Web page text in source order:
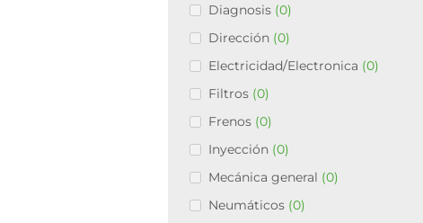
Diagnosis (0)
Dirección (0)
Electricidad/Electronica (0)
Filtros (0)
Frenos (0)
Inyección (0)
Mecánica general (0)
Neumáticos (0)